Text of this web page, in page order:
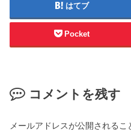
はてブ
Pocket
コメントを残す
メールアドレスが公開されるこ